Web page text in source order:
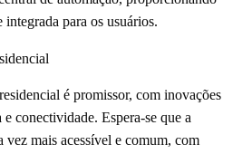
integrada para os usuários.
é promissor, com inovações
conectividade. Espera-se que a
vez mais acessível e comum, com